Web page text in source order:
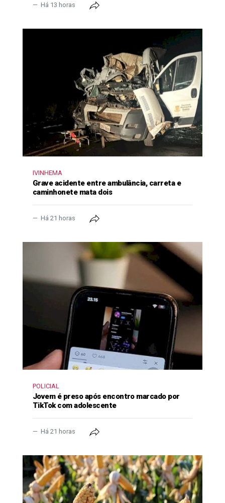
Há 13 horas
IVINHEMA
Grave acidente entre ambulância, carreta e
caminhonete mata dois
Há 21 horas
POLICIAL
Jovem é preso após encontro marcado por
TikTok com adolescente
Há 21 horas